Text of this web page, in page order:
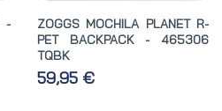
-
ZOGGS MOCHILA PLANET R-
PET BACKPACK - 465306
TQBK
59,95 €